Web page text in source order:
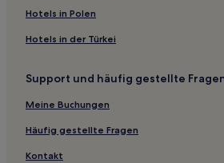
Hotels nahe Bahnhof Hung Hom
Hotels nahe Bahnhof Hongkong Sham
Hotels nahe Station Mong Kok
Sham Shui Po: Hotels
Hotels nahe Kowloon West Promenade
Hotels nahe Goldfish Market
Hotels in Polen
Hotels in der Türkei
Support und häufig gestellte
Meine Buchungen
Häufig gestellte Fragen
Kontakt